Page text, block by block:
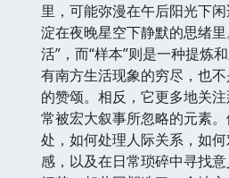
里，可能弥漫在午后阳光下
淀在夜晚星空下静默的思绪
活”，而“样本”则是一种提炼
有南方生活现象的穷尽，也
的赞颂。相反，它更多地关
常被宏大叙事所忽略的元素
处，如何处理人际关系，如
感，以及在日常琐碎中寻找